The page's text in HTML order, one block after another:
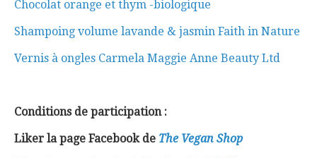
Chocolat orange et thym -biologique
Shampoing volume lavande & jasmin Faith in Nature
Vernis à ongles Carmela Maggie Anne Beauty Ltd
Conditions de participation :
Liker la page Facebook de The Vegan Shop